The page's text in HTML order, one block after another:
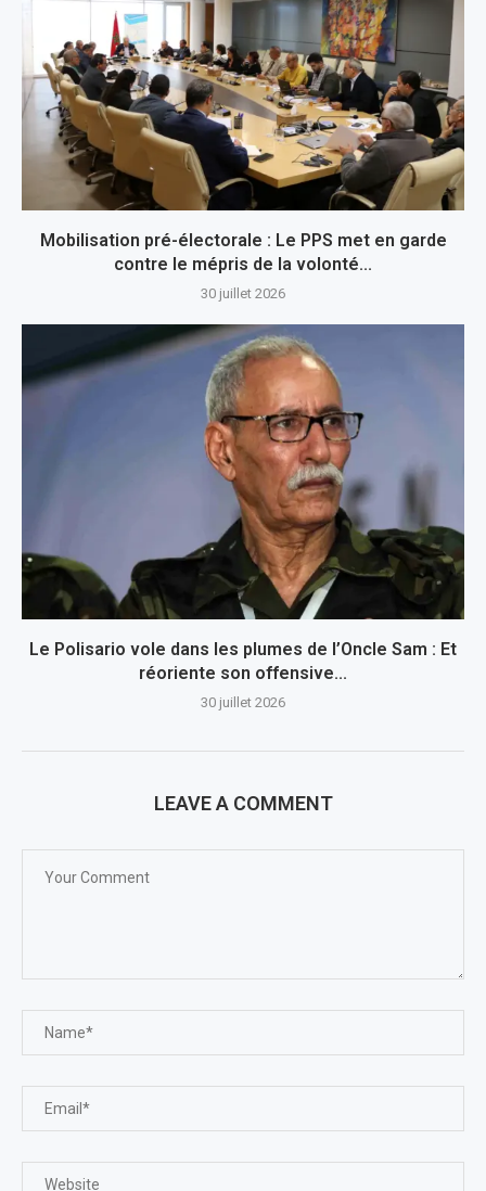
Mobilisation pré-électorale : Le PPS met en garde
contre le mépris de la volonté...
30 juillet 2026
Le Polisario vole dans les plumes de l’Oncle Sam : Et
réoriente son offensive...
30 juillet 2026
LEAVE A COMMENT